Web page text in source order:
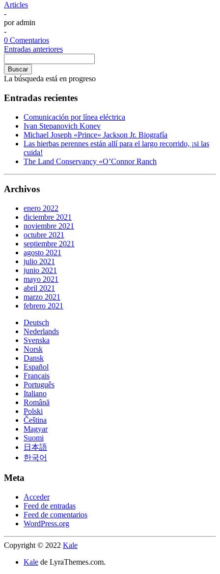
Articles
-
poradmin
-
0 Comentarios
Entradas anteriores
Buscar
La búsqueda está en progreso
Entradas recientes
Comunicación por línea eléctrica
Ivan Stepanovich Konev
Michael Joseph «Prince» Jackson Jr. Biografía
Las hierbas perennes están allí para el largo recorrido, ¡si las
cuida!
The Land Conservancy «O’Connor Ranch
Archivos
enero 2022
diciembre 2021
noviembre 2021
octubre 2021
septiembre 2021
agosto 2021
julio 2021
junio 2021
mayo 2021
abril 2021
marzo 2021
febrero 2021
Deutsch
Nederlands
Svenska
Norsk
Dansk
Español
Français
Português
Italiano
Română
Polski
Čeština
Magyar
Suomi
日本語
한국어
Meta
Acceder
Feed de entradas
Feed de comentarios
WordPress.org
Copyright © 2022 Kale
Kale de LyraThemes.com.